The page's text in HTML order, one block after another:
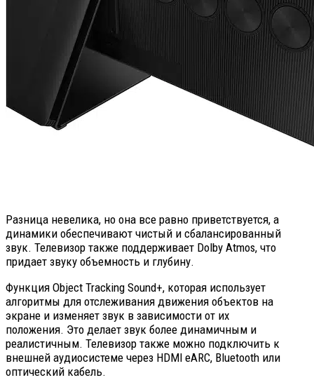
Разница невелика, но она все равно приветствуется, а
динамики обеспечивают чистый и сбалансированный
звук. Телевизор также поддерживает Dolby Atmos, что
придает звуку объемность и глубину.
Функция Object Tracking Sound+, которая использует
алгоритмы для отслеживания движения объектов на
экране и изменяет звук в зависимости от их
положения. Это делает звук более динамичным и
реалистичным. Телевизор также можно подключить к
внешней аудиосистеме через HDMI eARC, Bluetooth или
оптический кабель.